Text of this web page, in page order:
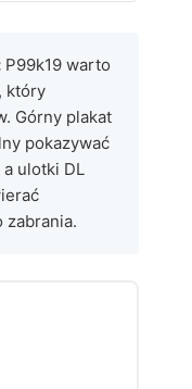
P99k19 warto
który
Górny plakat
pokazywać
ulotki DL
zabrania.